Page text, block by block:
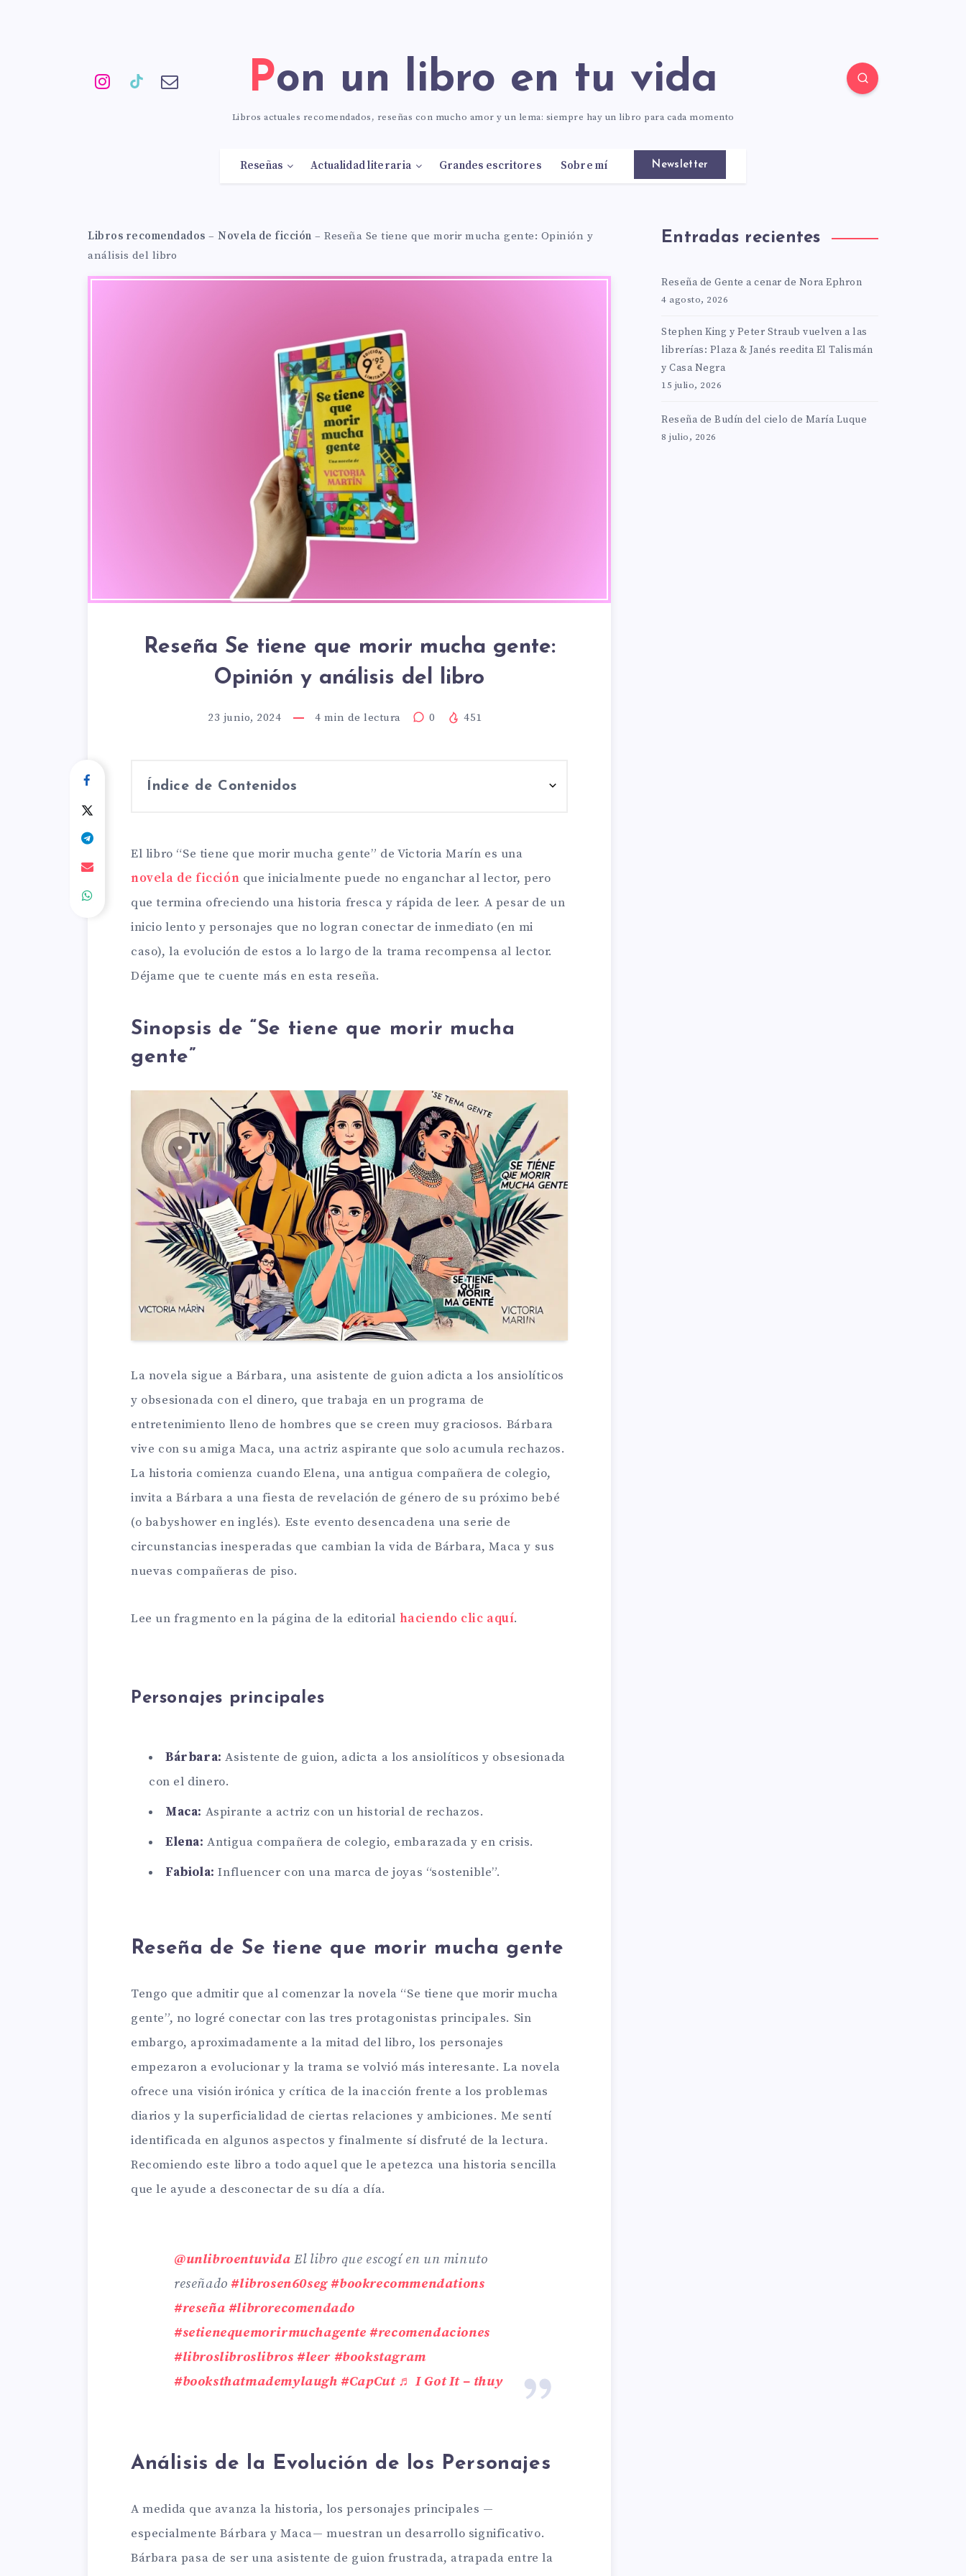
Pon un libro en tu vida
Libros actuales recomendados, reseñas con mucho amor y un lema: siempre hay un libro para cada momento
Reseñas Actualidad literaria Grandes escritores Sobre mí Newsletter
Libros recomendados – Novela de ficción – Reseña Se tiene que morir mucha gente: Opinión y
análisis del libro
Reseña Se tiene que morir mucha gente:
Opinión y análisis del libro
23 junio, 2024 4 min de lectura 0 451
Índice de Contenidos
El libro “Se tiene que morir mucha gente” de Victoria Marín es una
novela de ficción que inicialmente puede no enganchar al lector, pero
que termina ofreciendo una historia fresca y rápida de leer. A pesar de un
inicio lento y personajes que no logran conectar de inmediato (en mi
caso), la evolución de estos a lo largo de la trama recompensa al lector.
Déjame que te cuente más en esta reseña.
Sinopsis de “Se tiene que morir mucha
gente”
La novela sigue a Bárbara, una asistente de guion adicta a los ansiolíticos
y obsesionada con el dinero, que trabaja en un programa de
entretenimiento lleno de hombres que se creen muy graciosos. Bárbara
vive con su amiga Maca, una actriz aspirante que solo acumula rechazos.
La historia comienza cuando Elena, una antigua compañera de colegio,
invita a Bárbara a una fiesta de revelación de género de su próximo bebé
(o babyshower en inglés). Este evento desencadena una serie de
circunstancias inesperadas que cambian la vida de Bárbara, Maca y sus
nuevas compañeras de piso.
Lee un fragmento en la página de la editorial haciendo clic aquí.
Personajes principales
Bárbara: Asistente de guion, adicta a los ansiolíticos y obsesionada
con el dinero.
Maca: Aspirante a actriz con un historial de rechazos.
Elena: Antigua compañera de colegio, embarazada y en crisis.
Fabiola: Influencer con una marca de joyas “sostenible”.
Reseña de Se tiene que morir mucha gente
Tengo que admitir que al comenzar la novela “Se tiene que morir mucha
gente”, no logré conectar con las tres protagonistas principales. Sin
embargo, aproximadamente a la mitad del libro, los personajes
empezaron a evolucionar y la trama se volvió más interesante. La novela
ofrece una visión irónica y crítica de la inacción frente a los problemas
diarios y la superficialidad de ciertas relaciones y ambiciones. Me sentí
identificada en algunos aspectos y finalmente sí disfruté de la lectura.
Recomiendo este libro a todo aquel que le apetezca una historia sencilla
que le ayude a desconectar de su día a día.
@unlibroentuvida El libro que escogí en un minuto
reseñado#librosen60seg #bookrecommendations
#reseña #librorecomendado
#setienequemorirmuchagente #recomendaciones
#libroslibroslibros #leer #bookstagram
#booksthatmademylaugh #CapCut ♬ I Got It – thuy
Análisis de la Evolución de los Personajes
A medida que avanza la historia, los personajes principales —
especialmente Bárbara y Maca— muestran un desarrollo significativo.
Bárbara pasa de ser una asistente de guion frustrada, atrapada entre la
Entradas recientes
Reseña de Gente a cenar de Nora Ephron
4 agosto, 2026
Stephen King y Peter Straub vuelven a las
librerías: Plaza & Janés reedita El Talismán
y Casa Negra
15 julio, 2026
Reseña de Budín del cielo de María Luque
8 julio, 2026